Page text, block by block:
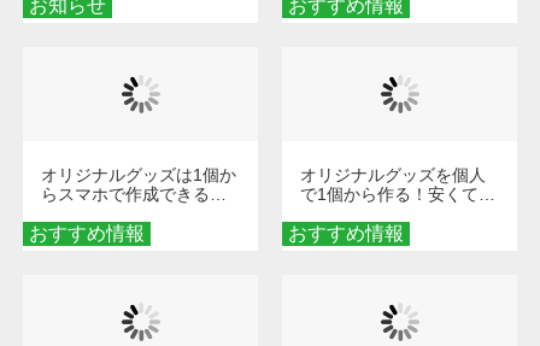
お知らせ おすすめ情報
ダーメイドする魅力と選
び方
おすすめ情報
オリジナルグッズは1個か
らスマホで作成できる！
くなる巾着＆ポーチ活用
術
おすすめ情報
オリジナルグッズを個人
で1個から作る！安くて簡
秘訣